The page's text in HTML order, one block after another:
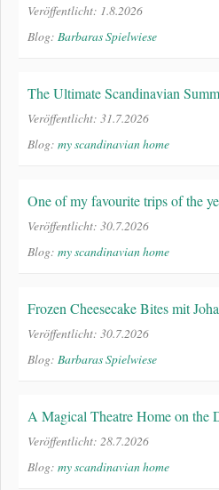
Veröffentlicht: 1.8.2026
Blog: Barbaras Spielwiese
The Ultimate Scandinavian
Veröffentlicht: 31.7.2026
Blog: my scandinavian home
One of my favourite trips of the
Veröffentlicht: 30.7.2026
Blog: my scandinavian home
Frozen Cheesecake Bites mit
Veröffentlicht: 30.7.2026
Blog: Barbaras Spielwiese
A Magical Theatre Home on the
Veröffentlicht: 28.7.2026
Blog: my scandinavian home